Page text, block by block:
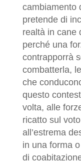
cambiamento
pretende di
realtà in cane
perché una
contrapporrà
combatterla,
che
questo
volta, alle
ricatto sul
all’estrema
in una forma
di